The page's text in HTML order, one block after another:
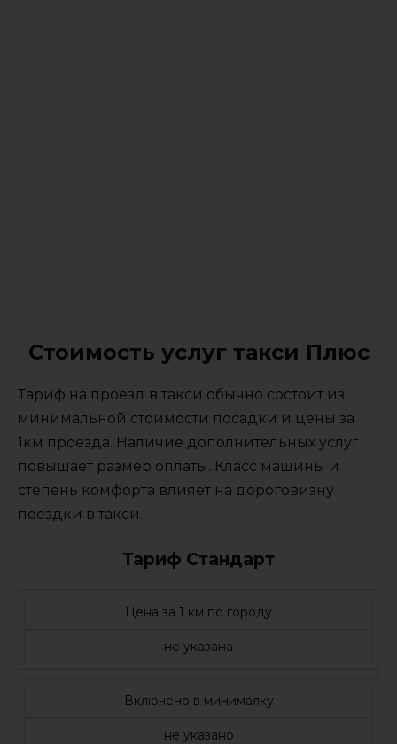
Стоимость услуг такси Плюс
Тариф на проезд в такси обычно состоит из
минимальной стоимости посадки и цены за
1км проезда. Наличие дополнительных услуг
повышает размер оплаты. Класс машины и
степень комфорта влияет на дороговизну
поездки в такси.
Тариф Стандарт
Цена за 1 км по городу
не указана
Включено в минималку
не указано